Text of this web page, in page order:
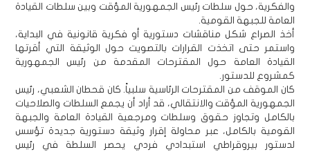
والفكرية، حول سلطات رئيس الجمهورية المؤقت وبين سلطات القيادة
العامة للجبهة القومية.
أخذ الصراع شكل مناقشات دستورية أو فكرية قانونية في البداية،
واستمر حتى اتخذت القرارات بالتصويت حول الوثيقة التي أقرتها
القيادة العامة حول المقترحات المقدمة من رئيس الجمهورية
كمشروع للدستور.
كان الموقف من المقترحات الرئاسية سلبياً. كان قحطان الشعبي، رئيس
الجمهورية المؤقت والانتقالي، قد أراد أن يجمع السلطات والصلاحيات
بالكامل وتجاوز حقوق وسلطات ومرجعية القيادة العامة والجبهة
القومية بالكامل، عبر محاولة إقرار وثيقة دستورية جديدة تؤسس
لدستور بيروقراطي استبدادي فردي يحصر السلطة في رئيس